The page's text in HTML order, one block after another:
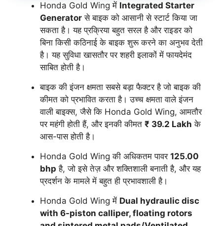
Honda Gold Wing में Integrated Starter
Generator से बाइक को आसानी से स्टार्ट किया जा
सकता है। यह प्रक्रिया बहुत सरल है और राइडर को
बिना किसी कठिनाई के बाइक शुरू करने का अनुभव देती
है। यह सुविधा खासतौर पर शहरी इलाकों में फायदेमंद
साबित होती है।
बाइक की इंजन क्षमता सबसे बड़ा फैक्टर है जो बाइक की
कीमत को प्रभावित करता है। उच्च क्षमता वाले इंजन
वाली बाइक्स, जैसे कि Honda Gold Wing, आमतौर
पर महंगी होती हैं, और इनकी कीमत ₹ 39.2 Lakh के
आस-पास होती है।
Honda Gold Wing की अधिकतम पावर 125.00
bhp है, जो इसे तेज़ और शक्तिशाली बनाती है, और यह
प्रदर्शन के मामले में बहुत ही प्रभावशाली है।
Honda Gold Wing में Dual hydraulic disc
with 6-piston calliper, floating rotors